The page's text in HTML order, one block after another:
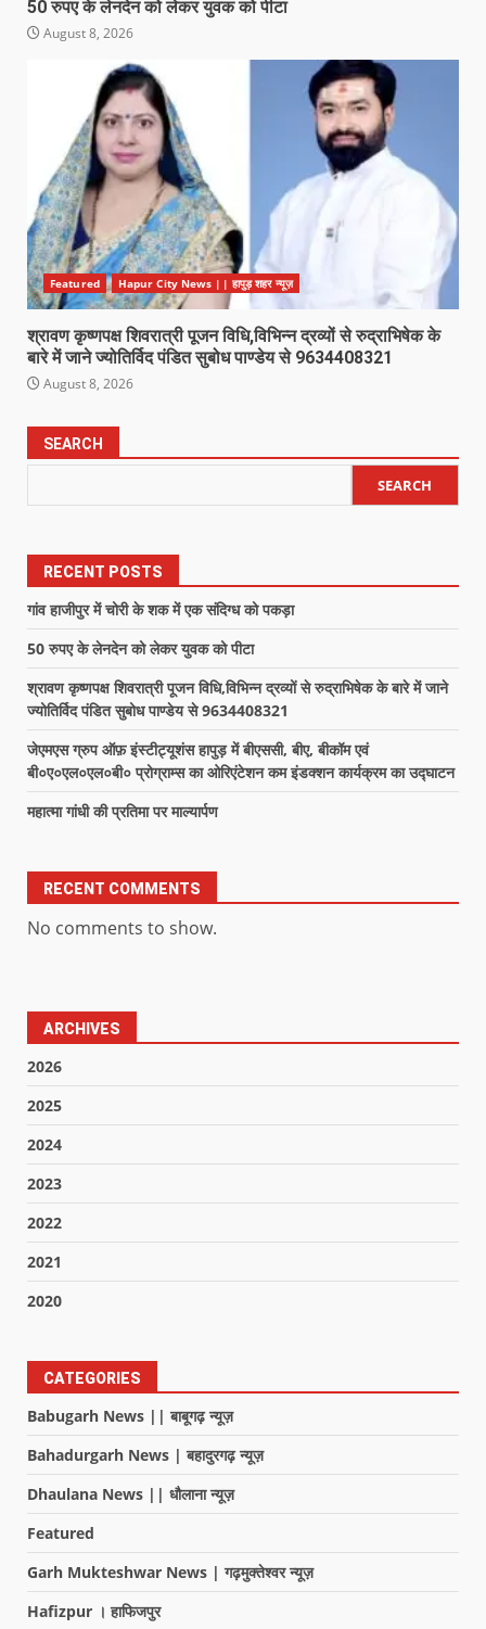
50 रुपए के लेनदेन को लेकर युवक को पीटा
August 8, 2026
Featured Hapur City News || हापुड़ शहर न्यूज़
श्रावण कृष्णपक्ष शिवरात्री पूजन विधि,विभिन्न द्रव्यों से रुद्राभिषेक के
बारे में जाने ज्योतिर्विद पंडित सुबोध पाण्डेय से 9634408321
August 8, 2026
SEARCH
SEARCH
RECENT POSTS
गांव हाजीपुर में चोरी के शक में एक संदिग्ध को पकड़ा
50 रुपए के लेनदेन को लेकर युवक को पीटा
श्रावण कृष्णपक्ष शिवरात्री पूजन विधि,विभिन्न द्रव्यों से रुद्राभिषेक के बारे में जाने
ज्योतिर्विद पंडित सुबोध पाण्डेय से 9634408321
जेएमएस ग्रुप ऑफ़ इंस्टीट्यूशंस हापुड़ में बीएससी, बीए, बीकॉम एवं
बी०ए०एल०एल०बी० प्रोग्राम्स का ओरिएंटेशन कम इंडक्शन कार्यक्रम का उद्घाटन
महात्मा गांधी की प्रतिमा पर माल्यार्पण
RECENT COMMENTS
No comments to show.
ARCHIVES
2026
2025
2024
2023
2022
2021
2020
CATEGORIES
Babugarh News || बाबूगढ़ न्यूज़
Bahadurgarh News | बहादुरगढ़ न्यूज़
Dhaulana News || धौलाना न्यूज़
Featured
Garh Mukteshwar News | गढ़मुक्तेश्वर न्यूज़
Hafizpur । हाफिजपुर